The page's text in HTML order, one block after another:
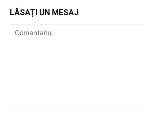
LĂSAȚI UN MESAJ